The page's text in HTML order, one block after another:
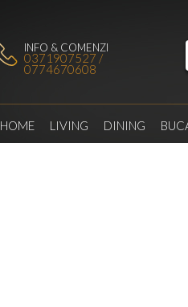
INFO & COMENZI
0371907527 /
0774670608
HOME LIVING DINING